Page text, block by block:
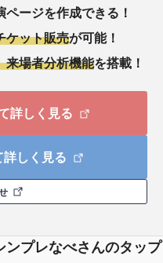
ージを作成できる！
ケット販売が可能！
来場者分析機能を搭載！
詳しく見る
しく見る
プレなべさんのタップ